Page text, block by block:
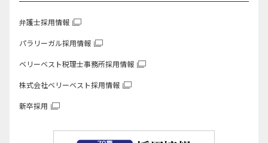
弁護士採用情報
パラリーガル採用情報
ベリーベスト税理士事務所採用情報
株式会社ベリーベスト採用情報
新卒採用